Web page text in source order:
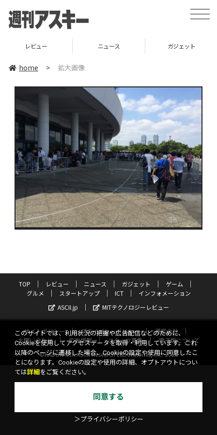
toggle
レビュー ニュース ガジェット
home > 拡大画像
TOP レビュー ニュース ガジェット
ゲーム
グルメ
スタートアップ ICT
インフォメーション
ASCII.jp
MITテクノロジーレビュー
サイトポリシー プライバシーポリシー
運営会社
お問い合わせ
広告掲載 スタッフ募集
電子版について
©KADOKAWA ASCII Research Laboratories, Inc. 2026
このサイトでは、利用状況の把握や広告配信などのために、
Cookieを使用してアクセスデータを取得・利用しています。これ
以降のページに遷移した場合、Cookieの設定や使用に同意したこ
とになります。Cookieの設定や使用の詳細、オプトアウトについ
ては詳細 をご覧ください。
同意する
＞プライバシーポリシー